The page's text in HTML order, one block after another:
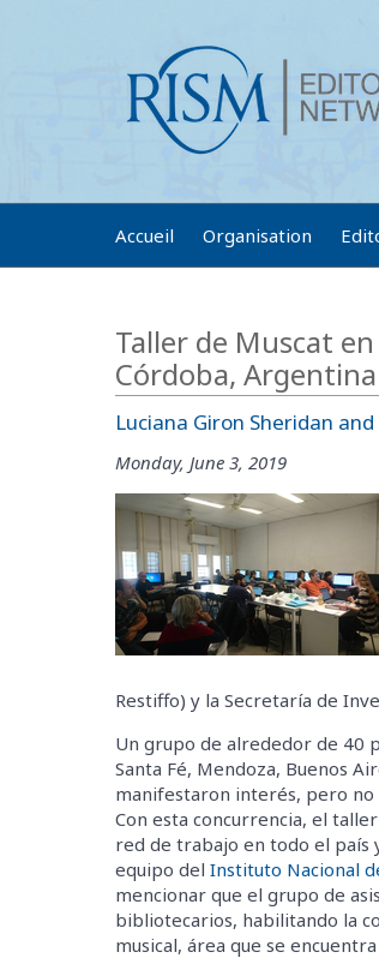
Accueil Organisation
Taller de Muscat
Córdoba, Argentina
Luciana Giron Sheridan
Monday, June 3, 2019
Restiffo) y la Secretaría de
Un grupo de alrededor de 40
Santa Fé, Mendoza, Buenos
manifestaron interés, pero
Con esta concurrencia, el
red de trabajo en todo el país
equipo del Instituto Nacional
mencionar que el grupo de
bibliotecarios, habilitando la
musical, área que se